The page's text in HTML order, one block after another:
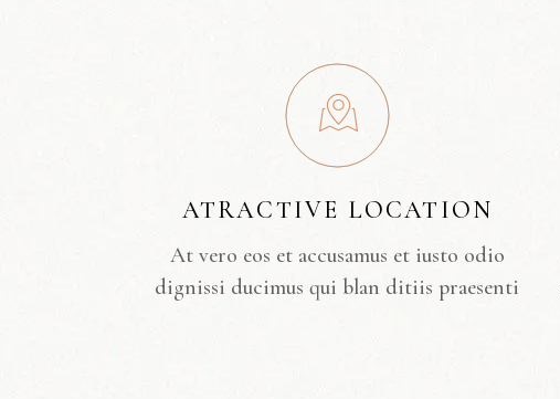
ATRACTIVE LOCATION
At vero eos et accusamus et iusto odio
dignissi ducimus qui blan ditiis praesenti